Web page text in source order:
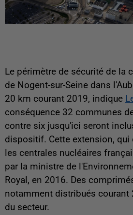
Le périmètre de sécurité de la
de Nogent-sur-Seine dans
20 km courant 2019, indique
conséquence 32 communes
contre six jusqu'ici seront
dispositif. Cette extension, qui
les centrales nucléaires
par la ministre de
Royal, en 2016. Des
notamment distribués courant
du secteur.